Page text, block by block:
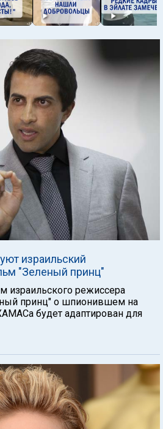
израильский
"Зеленый принц"
израильского режиссера
принц" о шпионившем на
будет адаптирован для